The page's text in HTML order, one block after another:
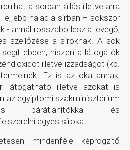
a sorban állás illetve arra
lejjebb halad a sírban – sokszor
- annál rosszabb lesz a levegő,
szellőzése a síroknak. A sok
ebben, hiszen a látogatók
illetve izzadságot (kb.
Ez is az oka annak,
látogatható illetve azokat is
az egyiptomi szakminisztérium
párátlanítókkal és
egyes sírokat.
mindenféle képrögzítő